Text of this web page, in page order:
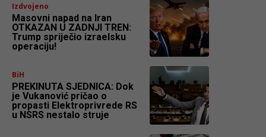
Izdvojeno
Masovni napad na Iran
OTKAZAN U ZADNJI TREN:
Trump spriječio izraelsku
operaciju!
BiH
PREKINUTA SJEDNICA: Dok
je Vukanović pričao o
propasti Elektroprivrede RS
u NSRS nestalo struje